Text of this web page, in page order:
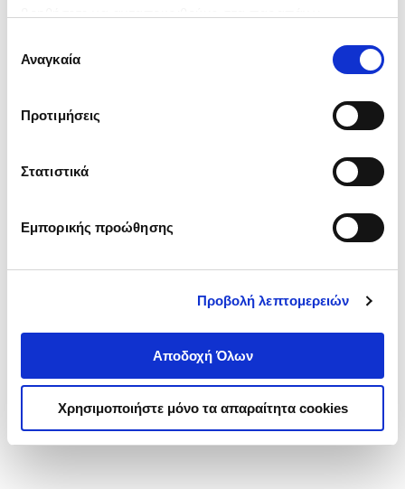
ενδιαφέρουν και να επιλέξετε από τα παρακάτω με την
΄΄και να ενημερωθείτε σχετικά με
συγκατάθεσης
Αναγκαία
Προτιμήσεις
Στατιστικά
Εμπορικής προώθησης
Προβολή λεπτομερειών
Αποδοχή Όλων
Χρησιμοποιήστε μόνο τα απαραίτητα cookies